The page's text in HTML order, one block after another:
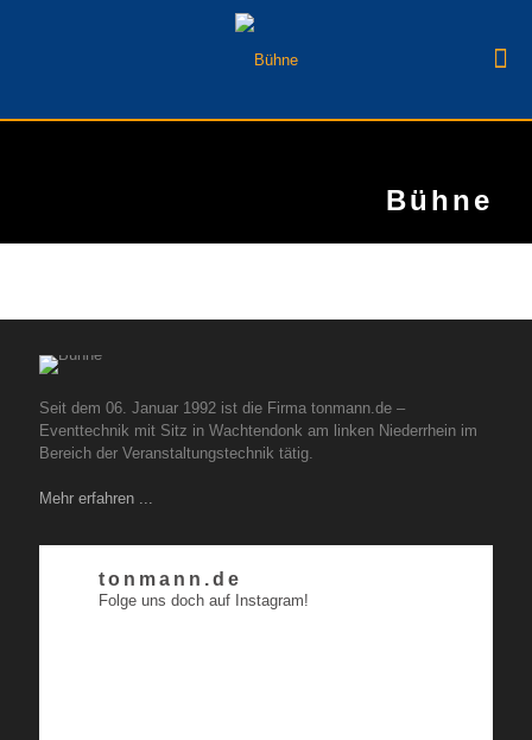
Bühne
Seit dem 06. Januar 1992 ist die Firma tonmann.de –
Eventtechnik mit Sitz in Wachtendonk am linken Niederrhein im
Bereich der Veranstaltungstechnik tätig.
Mehr erfahren ...
tonmann.de
Folge uns doch auf Instagram!